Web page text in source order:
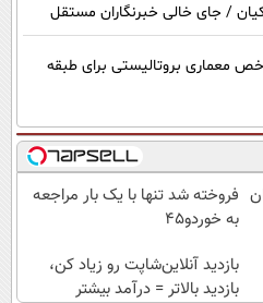
/ جای خالی خبرنگاران مستقل
معماری بروتالیستی برای طبقه
فروخته شد تنها با یک بار مراجعه
به خوردو45
بازدید آنلاین‌شاپت رو زیاد کن،
بازدید بالاتر = درآمد بیشتر